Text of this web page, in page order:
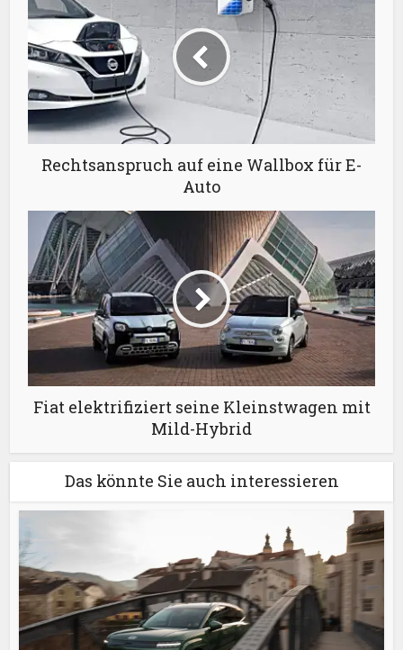
Rechtsanspruch auf eine Wallbox für E-
Auto
Fiat elektrifiziert seine Kleinstwagen mit
Mild-Hybrid
Das könnte Sie auch interessieren